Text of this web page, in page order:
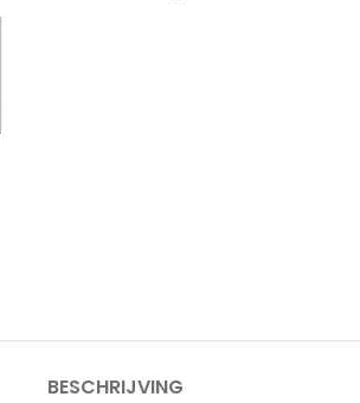
BESCHRIJVING